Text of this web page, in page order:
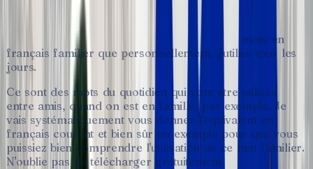
Elisabeth
Hellofrench.
nous ensemble mots en
français familier que personnellement, j'utilise tous les
jours.
Ce sont des mots du quotidien qui vont être utilisés
entre amis, quand on est en famille, par exemple. Je
vais systématiquement vous donner l'équivalent en
français courant et bien sûr un exemple pour que vous
puissiez bien comprendre l'utilisation de ce mot familier.
N'oublie pas de télécharger gratuitement